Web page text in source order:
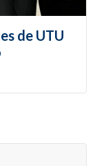
de UTU